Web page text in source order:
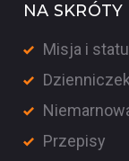
NA SKRÓTY
Misja i
Przepisy